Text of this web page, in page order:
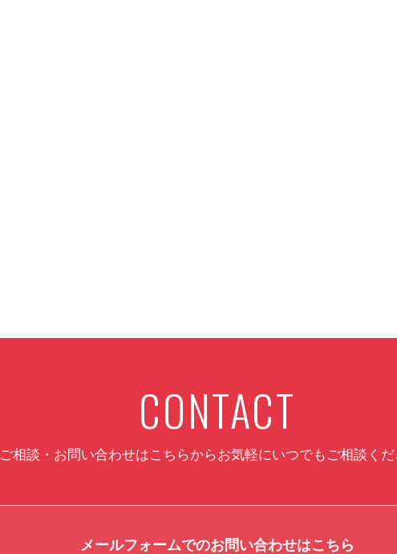
CONTACT
ご相談・お問い合わせはこちらからお気軽にいつでもご相談くだ
メールフォームでのお問い合わせはこちら